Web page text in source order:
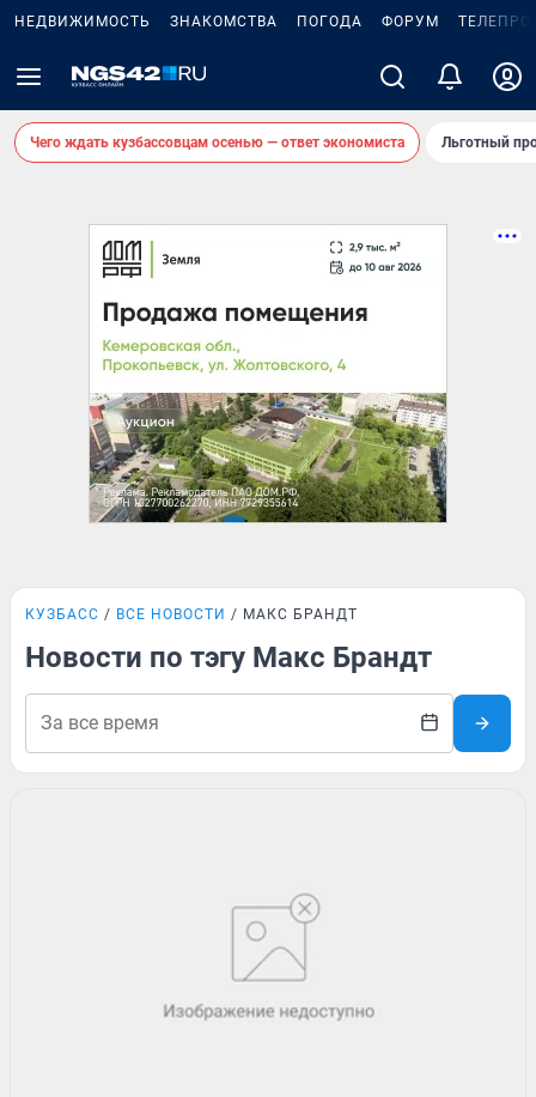
НЕДВИЖИМОСТЬ ЗНАКОМСТВА ПОГОДА ФОРУМ
Чего ждать кузбассовцам осенью — ответ экономиста Льготный
КУЗБАСС ВСЕ НОВОСТИ МАКС БРАНДТ
Новости по тэгу Макс Брандт